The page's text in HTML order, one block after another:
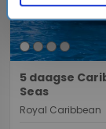
5 daagse
Seas
Royal Caribbean